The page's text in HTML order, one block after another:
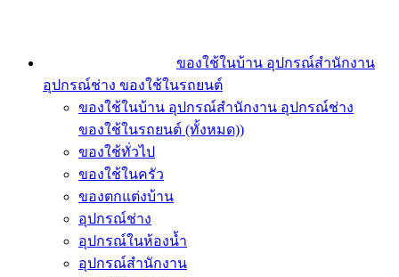
ของใช้ในบ้าน อุปกรณ์สำนักงาน
อุปกรณ์ช่าง ของใช้ในรถยนต์
ของใช้ในบ้าน อุปกรณ์สำนักงาน อุปกรณ์ช่าง
ของใช้ในรถยนต์ (ทั้งหมด))
ของใช้ทั่วไป
ของใช้ในครัว
ของตกแต่งบ้าน
อุปกรณ์ช่าง
อุปกรณ์ในห้องน้ำ
อุปกรณ์สำนักงาน